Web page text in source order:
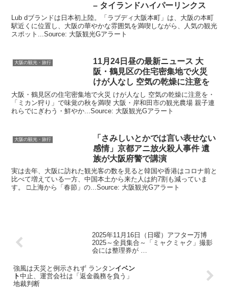
– タイランドハイパーリンクス
Lub dブランドは日本初上陸。「ラブディ大阪本町」は、大阪の本町
駅近くに位置し、大阪の華やかな雰囲気を満喫しながら、人気の観光
スポット...Source: 大阪観光Gアラート
大阪の観光・旅行 11月24日昼の最新ニュース 大
阪 ・鶴見区の住宅密集地で火災
けが人なし 空気の乾燥に注意を
大阪・鶴見区の住宅密集地で火災 けが人なし 空気の乾燥に注意を・
「ミカン狩り」で味覚の秋を満喫 大阪・岸和田市の観光農場 親子連
れらでにぎわう・鮮やか...Source: 大阪観光Gアラート
大阪の観光・旅行
「さみしいとかでは言い表せない
感情」京都アニ放火殺人事件 遺
族が大阪府警で講演
実は去年、大阪に訪れた観光客の数を見ると韓国や香港はコロナ前と
比べて増えている一方、中国本土から来た人は約7割も減っていま
す。 □上海から「春節」の...Source: 大阪観光Gアラート
2025年11月16日（日曜）アフター万博
2025～全員集合～「ミャクミャク」撮影
会には整理券が …
強風は天災と例示されず ランタンイベン
ト中止、運営会社は「返金義務を負う」
地裁判断